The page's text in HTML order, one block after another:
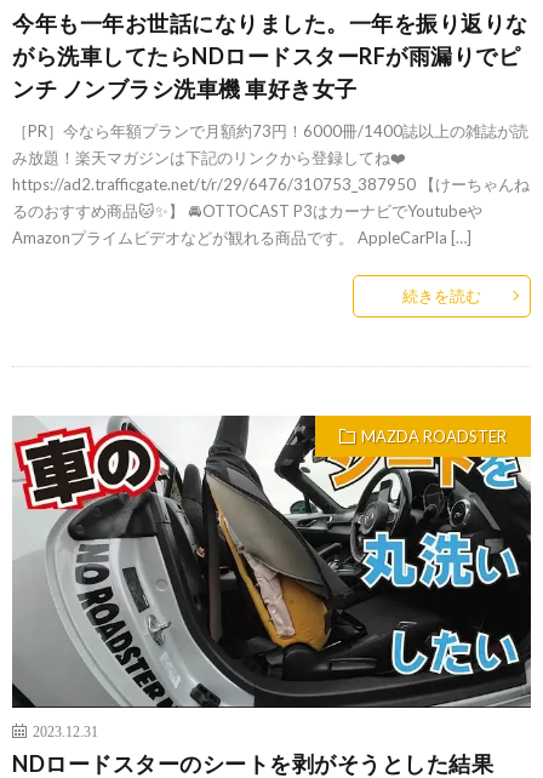
今年も一年お世話になりました。一年を振り返りな
がら洗車してたらNDロードスターRFが雨漏りでピ
ンチ ノンブラシ洗車機 車好き女子
［PR］今なら年額プランで月額約73円！6000冊/1400誌以上の雑誌が読
み放題！楽天マガジンは下記のリンクから登録してね❤️
https://ad2.trafficgate.net/t/r/29/6476/310753_387950 【けーちゃんね
るのおすすめ商品🐱✨】 🚘OTTOCAST P3はカーナビでYoutubeや
Amazonプライムビデオなどが観れる商品です。 AppleCarPla […]
続きを読む
MAZDA ROADSTER
2023.12.31
NDロードスターのシートを剥がそうとした結果